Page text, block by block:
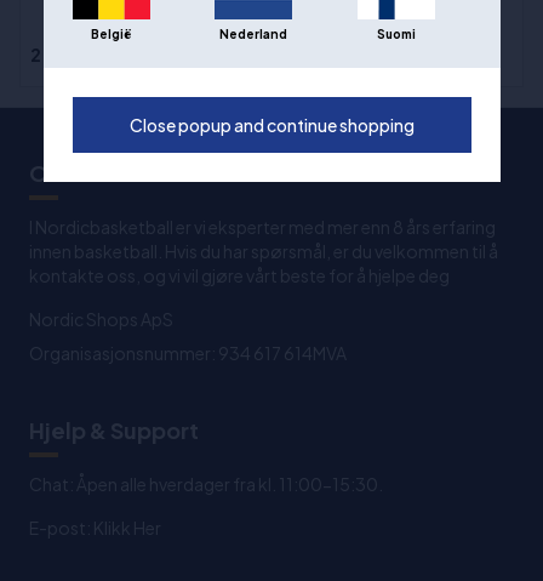
2.999,00 kr
Om oss
I Nordicbasketball er vi eksperter med mer enn 8 års erfaring
innen basketball. Hvis du har spørsmål, er du velkommen til å
kontakte oss, og vi vil gjøre vårt beste for å hjelpe deg
Nordic Shops ApS
Organisasjonsnummer: 934 617 614MVA
Hjelp & Support
Chat: Åpen alle hverdager fra kl. 11:00-15:30.
E-post: Klikk Her
België Nederland Suomi
Close popup and continue shopping